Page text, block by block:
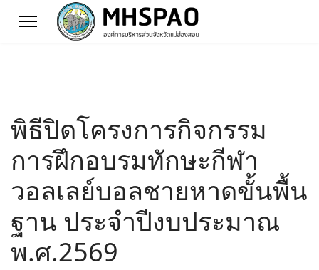
พิธีปิดโครงการกิจกรรม
การฝึกอบรมทักษะกีฬา
วอลเลย์บอลชายหาดขั้นพื้น
ฐาน ประจำปีงบประมาณ
พ.ศ.2569